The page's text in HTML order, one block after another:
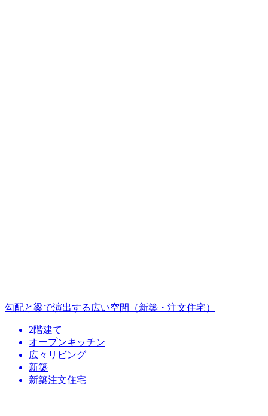
勾配と梁で演出する広い空間（新築・注文住宅）
2階建て
オープンキッチン
広々リビング
新築
新築注文住宅